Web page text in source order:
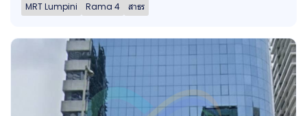
MRT Lumpini Rama 4 สาธร